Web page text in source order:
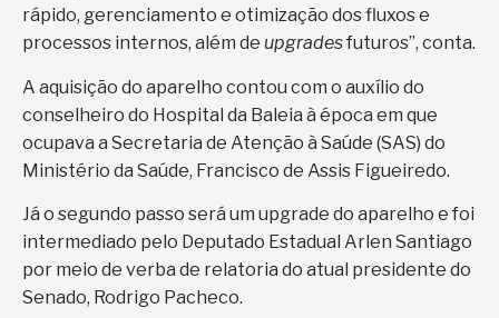
rápido, gerenciamento e otimização dos fluxos e
processos internos, além de upgradesfuturos”, conta.
A aquisição do aparelho contou com o auxílio do
conselheiro do Hospital da Baleia à época em que
ocupava a Secretaria de Atenção à Saúde (SAS) do
Ministério da Saúde, Francisco de Assis Figueiredo.
Já o segundo passo será um upgrade do aparelho e foi
intermediado pelo Deputado Estadual Arlen Santiago
por meio de verba de relatoria do atual presidente do
Senado, Rodrigo Pacheco.